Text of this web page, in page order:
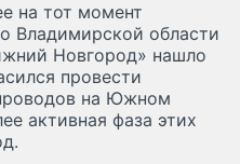
на тот момент
Владимирской области
Новгород» нашло
провести
на Южном
активная фаза этих